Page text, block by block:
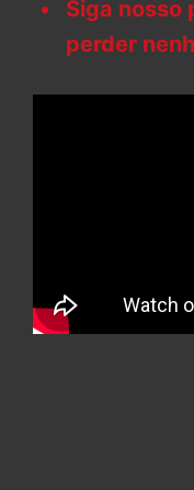
Siga nosso
perder